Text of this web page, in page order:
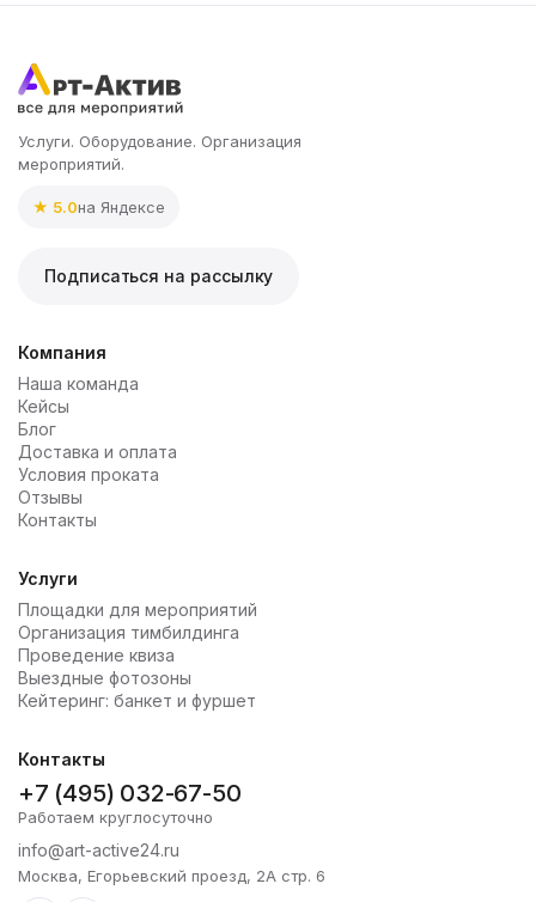
Услуги. Оборудование. Организация
мероприятий.
★ 5.0на Яндексе
Подписаться на рассылку
Компания
Наша команда
Кейсы
Блог
Доставка и оплата
Условия проката
Отзывы
Контакты
Услуги
Площадки для мероприятий
Организация тимбилдинга
Проведение квиза
Выездные фотозоны
Кейтеринг: банкет и фуршет
Контакты
+7 (495) 032-67-50
Работаем круглосуточно
info@art-active24.ru
Москва, Егорьевский проезд, 2А стр. 6